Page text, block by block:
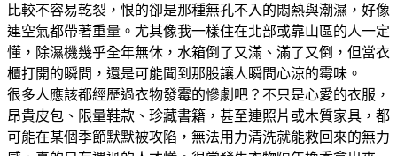
比較不容易乾裂，恨的卻是那種無孔不入的悶熱與潮濕，好像
連空氣都帶著重量。尤其像我一樣住在北部或靠山區的人一定
懂，除濕機幾乎全年無休，水箱倒了又滿、滿了又倒，但當衣
櫃打開的瞬間，還是可能聞到那股讓人瞬間心涼的霉味。
很多人應該都經歷過衣物發霉的慘劇吧？不只是心愛的衣服，
昂貴皮包、限量鞋款、珍藏書籍，甚至連照片或木質家具，都
可能在某個季節默默被攻陷，無法用力清洗就能救回來的無力